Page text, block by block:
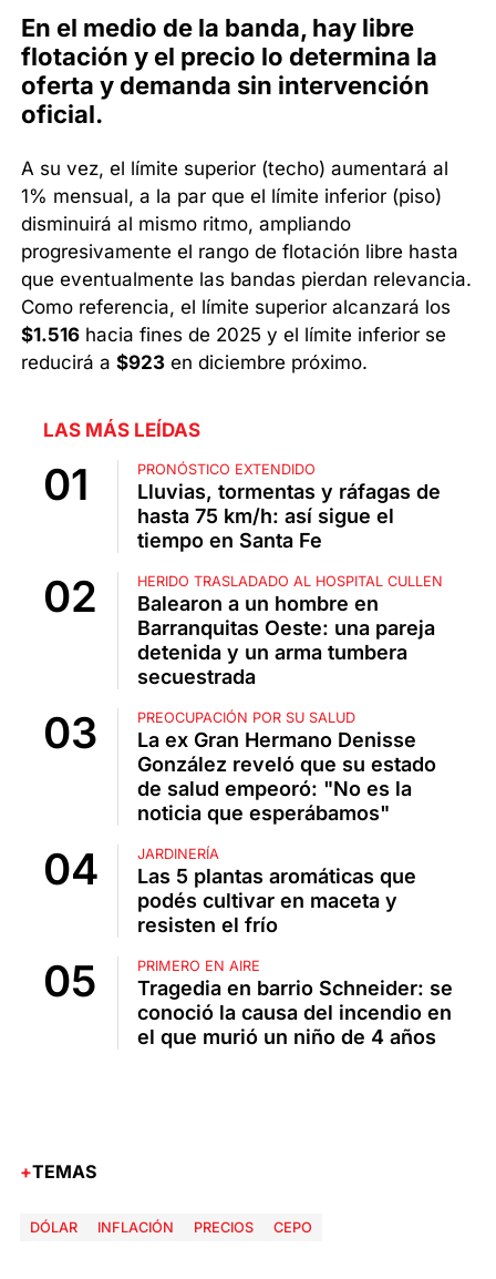
En el medio de la banda, hay libre
flotación y el precio lo determina la
oferta y demanda sin intervención
oficial.
A su vez, el límite superior (techo) aumentará al
1% mensual, a la par que el límite inferior (piso)
disminuirá al mismo ritmo, ampliando
progresivamente el rango de flotación libre hasta
que eventualmente las bandas pierdan relevancia.
Como referencia, el límite superior alcanzará los
$1.516 hacia fines de 2025 y el límite inferior se
reducirá a$923 en diciembre próximo.
LAS MÁS LEÍDAS
PRONÓSTICO EXTENDIDO
Lluvias, tormentas y ráfagas de
hasta 75 km/h: así sigue el
tiempo en Santa Fe
HERIDO TRASLADADO AL HOSPITAL CULLEN
Balearon a un hombre en
Barranquitas Oeste: una pareja
detenida y un arma tumbera
secuestrada
PREOCUPACIÓN POR SU SALUD
La ex Gran Hermano Denisse
González reveló que su estado
de salud empeoró: "No es la
noticia que esperábamos"
JARDINERÍA
Las 5 plantas aromáticas que
podés cultivar en maceta y
resisten el frío
PRIMERO EN AIRE
Tragedia en barrio Schneider: se
conoció la causa del incendio en
el que murió un niño de 4 años
TEMAS
DÓLAR INFLACIÓN PRECIOS CEPO